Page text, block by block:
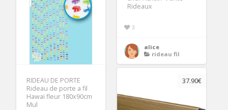
Rideaux
3
alice
rideau fil
RIDEAU DE PORTE
Rideau de porte a fil
Hawaï fleur 180x90cm
Mul
37.90€